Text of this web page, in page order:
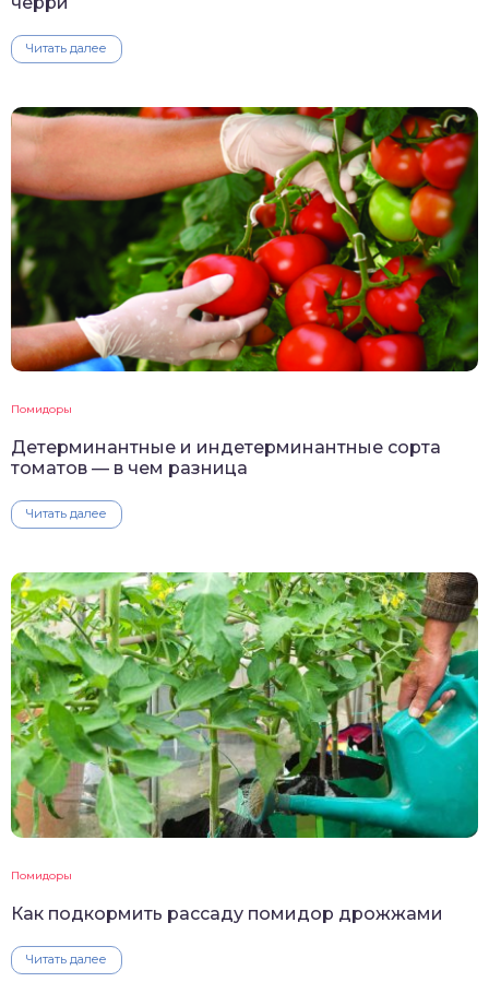
Читать далее
Помидоры
Детерминантные и индетерминантные сорта
томатов — в чем разница
Читать далее
Помидоры
Как подкормить рассаду помидор дрожжами
Читать далее